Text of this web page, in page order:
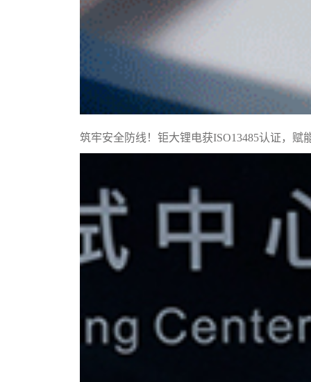
筑牢安全防线！钜大锂电获ISO13485认证，赋